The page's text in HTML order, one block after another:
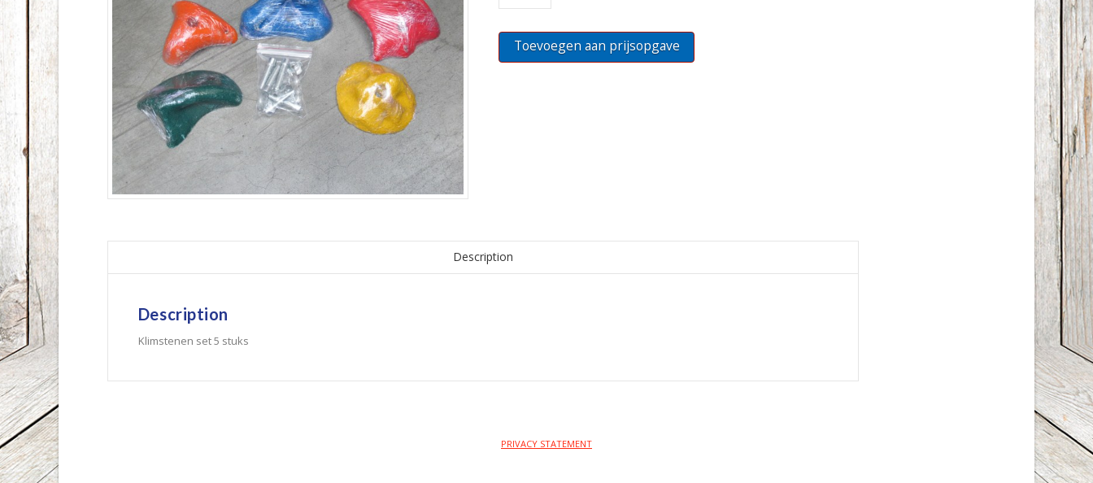
set
stuks
quantity
Toevoegen aan prijsopgave
Description
Description
Klimstenen set 5 stuks
PRIVACY STATEMENT